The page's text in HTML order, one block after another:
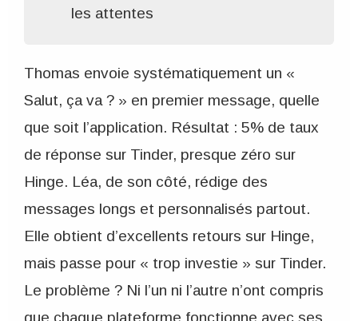
les attentes
Thomas envoie systématiquement un «
Salut, ça va ? » en premier message, quelle
que soit l’application. Résultat : 5% de taux
de réponse sur Tinder, presque zéro sur
Hinge. Léa, de son côté, rédige des
messages longs et personnalisés partout.
Elle obtient d’excellents retours sur Hinge,
mais passe pour « trop investie » sur Tinder.
Le problème ? Ni l’un ni l’autre n’ont compris